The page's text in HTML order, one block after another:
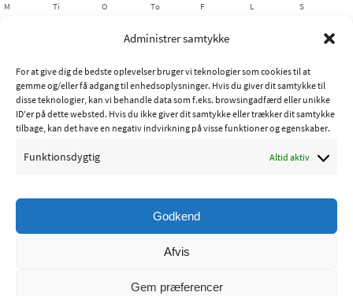
Administrer samtykke
For at give dig de bedste oplevelser bruger vi teknologier som cookies til at
gemme og/eller få adgang til enhedsoplysninger. Hvis du giver dit samtykke til
disse teknologier, kan vi behandle data som f.eks. browsingadfærd eller unikke
ID'er på dette websted. Hvis du ikke giver dit samtykke eller trækker dit samtykke
tilbage, kan det have en negativ indvirkning på visse funktioner og egenskaber.
Funktionsdygtig Altid aktiv
Godkend
Afvis
Gem præferencer
M Ti O To F L S
10
11 12 13 14 15
17
18 19 20 21 22
23
24
25 26 27 28 29
30
Copyright © 2015 - Ribe Sportsfiskerforening